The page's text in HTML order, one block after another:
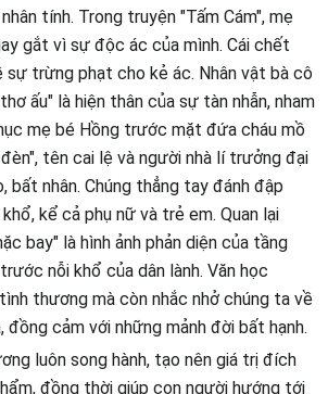
tính. Trong truyện "Tấm Cám", mẹ
gắt vì sự độc ác của mình. Cái chết
sự trừng phạt cho kẻ ác. Nhân vật bà cô
ấu" là hiện thân của sự tàn nhẫn, nham
mẹ bé Hồng trước mặt đứa cháu mồ
tên cai lệ và người nhà lí trưởng đại
bất nhân. Chúng thẳng tay đánh đập
kể cả phụ nữ và trẻ em. Quan lại
bay" là hình ảnh phản diện của tầng
nỗi khổ của dân lành. Văn học
thương mà còn nhắc nhở chúng ta về
đồng cảm với những mảnh đời bất hạnh.
luôn song hành, tạo nên giá trị đích
đồng thời giúp con người hướng tới